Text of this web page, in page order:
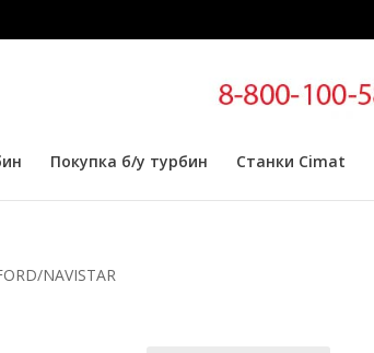
Покупка б/у турбин Станки Cimat
NAVISTAR